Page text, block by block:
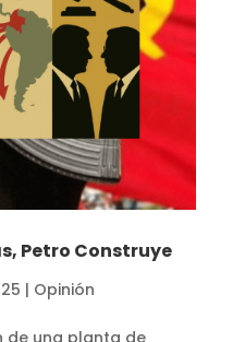
Petro Construye
| Opinión